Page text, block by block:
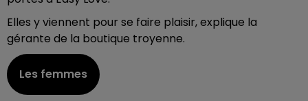
Elles y viennent pour se faire plaisir, explique la
gérante de la boutique troyenne.
Les femmes